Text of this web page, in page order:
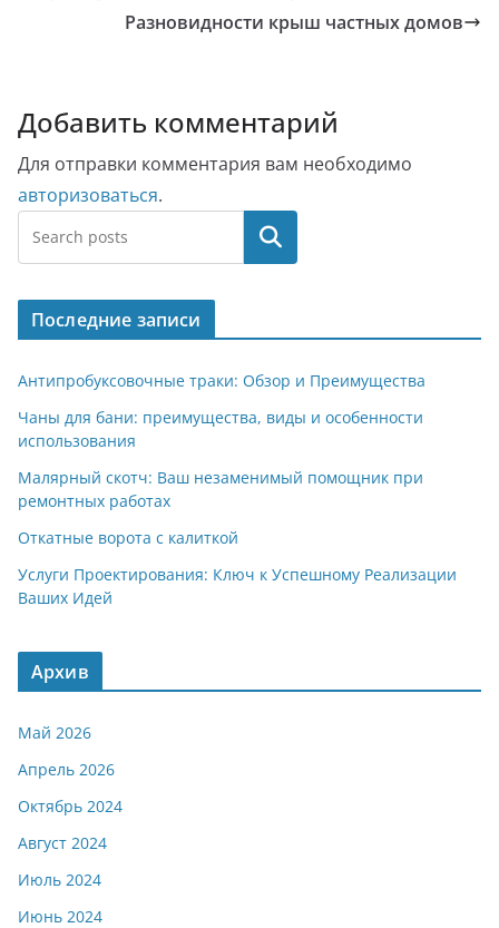
Разновидности крыш частных домов
Добавить комментарий
Для отправки комментария вам необходимо
авторизоваться.
Поиск
Последние записи
Антипробуксовочные траки: Обзор и Преимущества
Чаны для бани: преимущества, виды и особенности
использования
Малярный скотч: Ваш незаменимый помощник при
ремонтных работах
Откатные ворота с калиткой
Услуги Проектирования: Ключ к Успешному Реализации
Ваших Идей
Архив
Май 2026
Апрель 2026
Октябрь 2024
Август 2024
Июль 2024
Июнь 2024